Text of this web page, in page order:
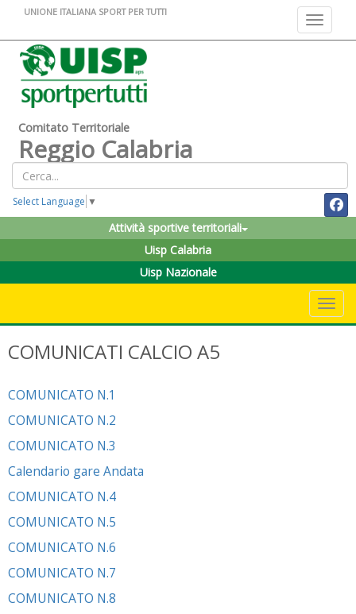
Toggle
UNIONE ITALIANA SPORT PER TUTTI
Comitato Territoriale
Reggio Calabria
Select Language ▼
Attività sportive territoriali
Uisp Calabria
Uisp Nazionale
COMUNICATI CALCIO A5
COMUNICATO N.1
COMUNICATO N.2
COMUNICATO N.3
Calendario gare Andata
COMUNICATO N.4
COMUNICATO N.5
COMUNICATO N.6
COMUNICATO N.7
COMUNICATO N.8